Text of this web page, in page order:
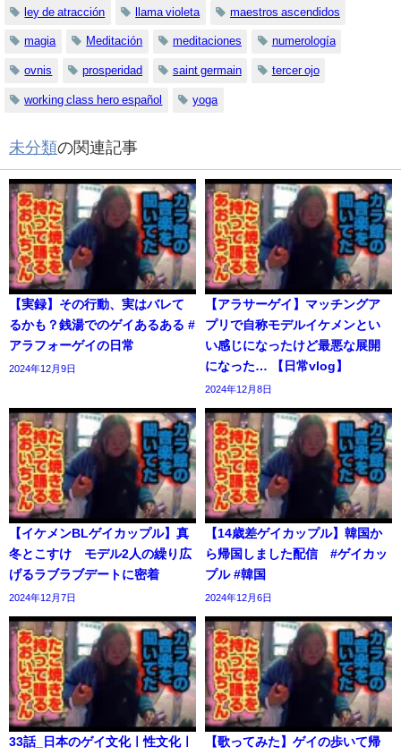
ley de atracción llama violeta maestros ascendidos
magia Meditación meditaciones numerología
ovnis prosperidad saint germain tercer ojo
working class hero español yoga
未分類の関連記事
【実録】その行動、実はバレて
るかも？銭湯でのゲイあるある #
アラフォーゲイの日常
2024年12月9日
【アラサーゲイ】マッチングア
プリで自称モデルイケメンとい
い感じになったけど最悪な展開
になった… 【日常vlog】
2024年12月8日
【イケメンBLゲイカップル】真
冬とこすけ モデル2人の繰り広
げるラブラブデートに密着
2024年12月7日
【14歳差ゲイカップル】韓国か
ら帰国しました配信 #ゲイカッ
プル #韓国
2024年12月6日
33話_日本のゲイ文化ㅣ性文化ㅣ
【歌ってみた】ゲイの歩いて帰